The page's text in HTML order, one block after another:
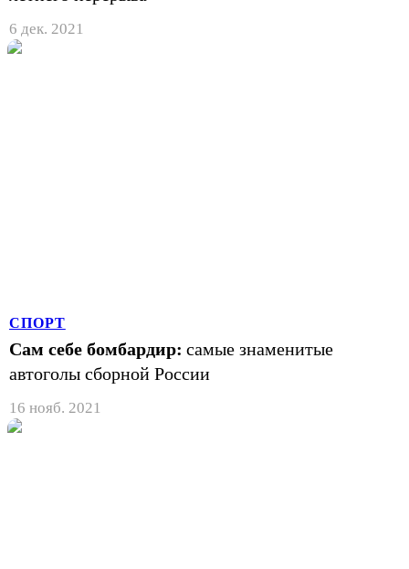
6 дек. 2021
СПОРТ
Сам себе бомбардир: самые знаменитые
автоголы сборной России
16 нояб. 2021